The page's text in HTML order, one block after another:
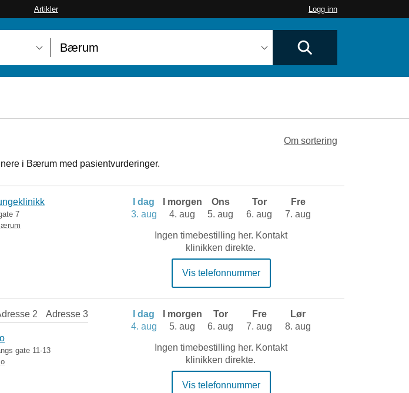
Artikler Logg inn
i Bærum med pasientvurderinger.
Om sortering
7
I dag
3. aug
I morgen
4. aug
Ons
5. aug
Tor
6. aug
Fre
7. aug
Ingen timebestilling her. Kontakt
klinikken direkte.
Vis telefonnummer
2 Adresse 3
gate 11-13
I dag
4. aug
I morgen
5. aug
Tor
6. aug
Fre
7. aug
Lør
8. aug
Ingen timebestilling her. Kontakt
klinikken direkte.
Vis telefonnummer